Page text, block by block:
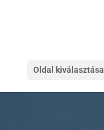
Oldal kiválasztása